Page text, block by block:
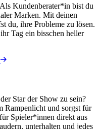
Kundenberater*in bist du
Marken. Mit deinen
du, ihre Probleme zu lösen.
Tag ein bisschen heller
Star der Show zu sein?
Rampenlicht und sorgst für
Spieler*innen direkt aus
unterhalten und jedes